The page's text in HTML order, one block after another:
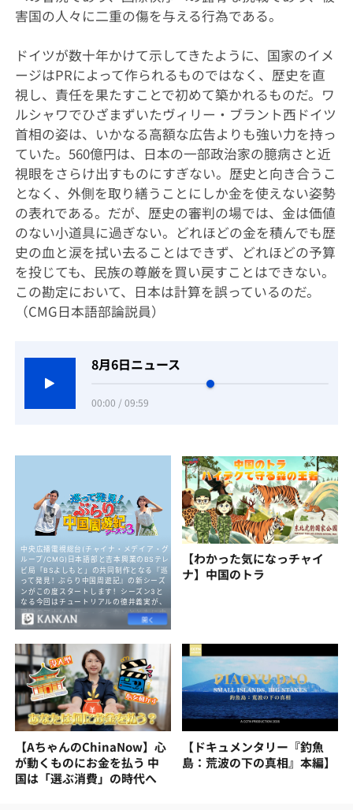
害国の人々に二重の傷を与える行為である。
ドイツが数十年かけて示してきたように、国家のイメ
ージはPRによって作られるものではなく、歴史を直
視し、責任を果たすことで初めて築かれるものだ。ワ
ルシャワでひざまずいたヴィリー・ブラント西ドイツ
首相の姿は、いかなる高額な広告よりも強い力を持っ
ていた。560億円は、日本の一部政治家の臆病さと近
視眼をさらけ出すものにすぎない。歴史と向き合うこ
となく、外側を取り繕うことにしか金を使えない姿勢
の表れである。だが、歴史の審判の場では、金は価値
のない小道具に過ぎない。どれほどの金を積んでも歴
史の血と涙を拭い去ることはできず、どれほどの予算
を投じても、民族の尊厳を買い戻すことはできない。
この勘定において、日本は計算を誤っているのだ。
（CMG日本語部論説員）
8月6日ニュース
00:00 / 09:59
【わかった気になっチャイ
ナ】中国のトラ
【AちゃんのChinaNow】心
が動くものにお金を払う 中
国は「選ぶ消費」の時代へ
【ドキュメンタリー『釣魚
島：荒波の下の真相』本編】